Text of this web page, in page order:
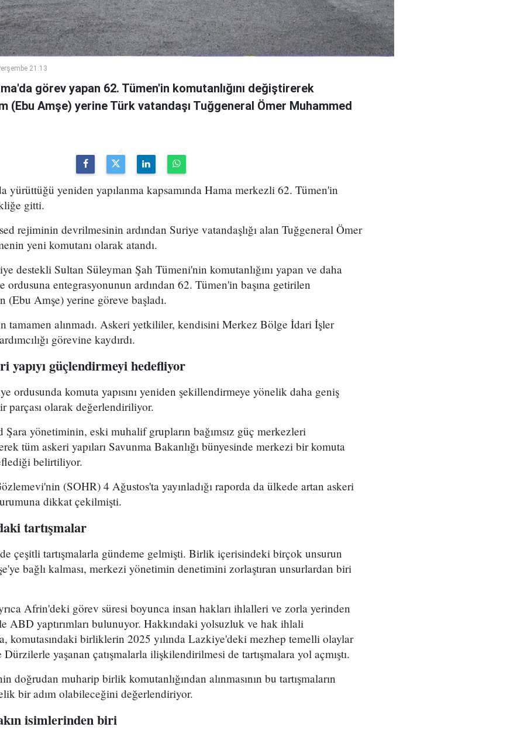
21:13
görev yapan 62. Tümen'in komutanlığını değiştirerek
(Ebu Amşe) yerine Türk vatandaşı Tuğgeneral Ömer Muhammed
yürüttüğü yeniden yapılanma kapsamında Hama merkezli 62. Tümen'in
gitti.
rejiminin devrilmesinin ardından Suriye vatandaşlığı alan Tuğgeneral Ömer
yeni komutanı olarak atandı.
destekli Sultan Süleyman Şah Tümeni'nin komutanlığını yapan ve daha
ordusuna entegrasyonunun ardından 62. Tümen'in başına getirilen
(Ebu Amşe) yerine göreve başladı.
tamamen alınmadı. Askeri yetkililer, kendisini Merkez Bölge İdari İşler
görevine kaydırdı.
yapıyı güçlendirmeyi hedefliyor
ordusunda komuta yapısını yeniden şekillendirmeye yönelik daha geniş
parçası olarak değerlendiriliyor.
Şara yönetiminin, eski muhalif grupların bağımsız güç merkezleri
tüm askeri yapıları Savunma Bakanlığı bünyesinde merkezi bir komuta
belirtiliyor.
(SOHR) 4 Ağustos'ta yayınladığı raporda da ülkede artan askeri
dikkat çekilmişti.
tartışmalar
çeşitli tartışmalarla gündeme gelmişti. Birlik içerisindeki birçok unsurun
bağlı kalması, merkezi yönetimin denetimini zorlaştıran unsurlardan biri
Afrin'deki görev süresi boyunca insan hakları ihlalleri ve zorla yerinden
ABD yaptırımları bulunuyor. Hakkındaki yolsuzluk ve hak ihlali
komutasındaki birliklerin 2025 yılında Lazkiye'deki mezhep temelli olaylar
yaşanan çatışmalarla ilişkilendirilmesi de tartışmalara yol açmıştı.
doğrudan muharip birlik komutanlığından alınmasının bu tartışmaların
bir adım olabileceğini değerlendiriyor.
isimlerinden biri